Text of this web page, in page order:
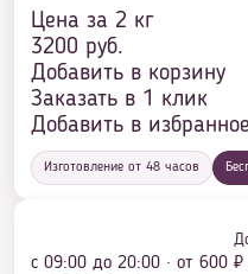
Цена за 2 кг
3200 руб.
Добавить в корзину
Заказать в 1 клик
Добавить в избранное
Изготовление от 48 часов
с 09:00 до 20:00 · от 600 ₽